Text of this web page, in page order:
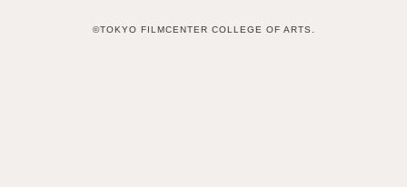
©TOKYO FILMCENTER COLLEGE OF ARTS.